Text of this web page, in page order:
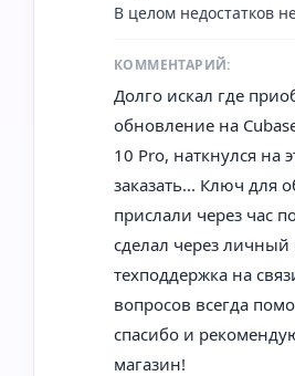
В целом недостатков
КОММЕНТАРИЙ:
Долго искал где
обновление на
10 Pro, наткнулся на
заказать... Ключ для
прислали через час
сделал через личный
техподдержка на
вопросов всегда
спасибо и
магазин!